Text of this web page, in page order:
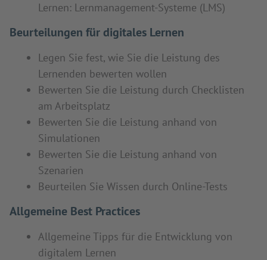
Lernen: Lernmanagement-Systeme (LMS)
Beurteilungen für digitales Lernen
Legen Sie fest, wie Sie die Leistung des
Lernenden bewerten wollen
Bewerten Sie die Leistung durch Checklisten
am Arbeitsplatz
Bewerten Sie die Leistung anhand von
Simulationen
Bewerten Sie die Leistung anhand von
Szenarien
Beurteilen Sie Wissen durch Online-Tests
Allgemeine Best Practices
Allgemeine Tipps für die Entwicklung von
digitalem Lernen